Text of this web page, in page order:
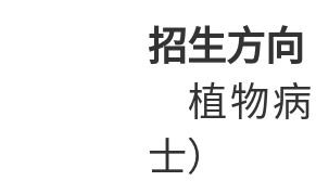
招生方向
植物
士）